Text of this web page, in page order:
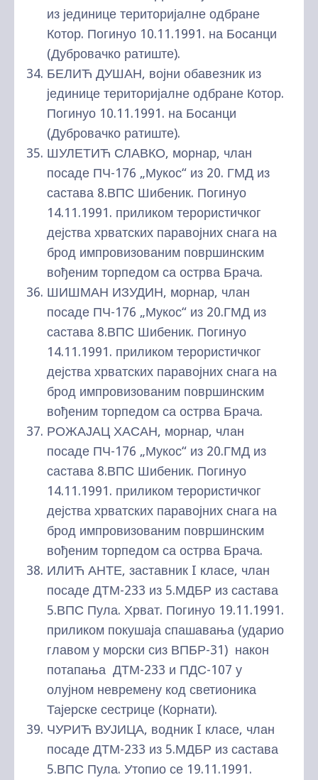
из јединице територијалне одбране
Котор. Погинуо 10.11.1991. на Босанци
(Дубровачко ратиште).
БЕЛИЋ ДУШАН, војни обавезник из
јединице територијалне одбране Котор.
Погинуо 10.11.1991. на Босанци
(Дубровачко ратиште).
ШУЛЕТИЋ СЛАВКО, морнар, члан
посаде ПЧ-176 „Мукос“ из 20. ГМД из
састава 8.ВПС Шибеник. Погинуо
14.11.1991. приликом терористичког
дејства хрватских паравојних снага на
брод импровизованим површинским
вођеним торпедом са острва Брача.
ШИШМАН ИЗУДИН, морнар, члан
посаде ПЧ-176 „Мукос“ из 20.ГМД из
састава 8.ВПС Шибеник. Погинуо
14.11.1991. приликом терористичког
дејства хрватских паравојних снага на
брод импровизованим површинским
вођеним торпедом са острва Брача.
РОЖАЈАЦ ХАСАН, морнар, члан
посаде ПЧ-176 „Мукос“ из 20.ГМД из
састава 8.ВПС Шибеник. Погинуо
14.11.1991. приликом терористичког
дејства хрватских паравојних снага на
брод импровизованим површинским
вођеним торпедом са острва Брача.
ИЛИЋ АНТЕ, заставник I класе, члан
посаде ДТМ-233 из 5.МДБР из састава
5.ВПС Пула. Хрват. Погинуо 19.11.1991.
приликом покушаја спашавања (ударио
главом у морски сиз ВПБР-31) након
потапања ДТМ-233 и ПДС-107 у
олујном невремену код светионика
Тајерске сестрице (Корнати).
ЧУРИЋ ВУЈИЦА, водник I класе, члан
посаде ДТМ-233 из 5.МДБР из састава
5.ВПС Пула. Утопио се 19.11.1991.